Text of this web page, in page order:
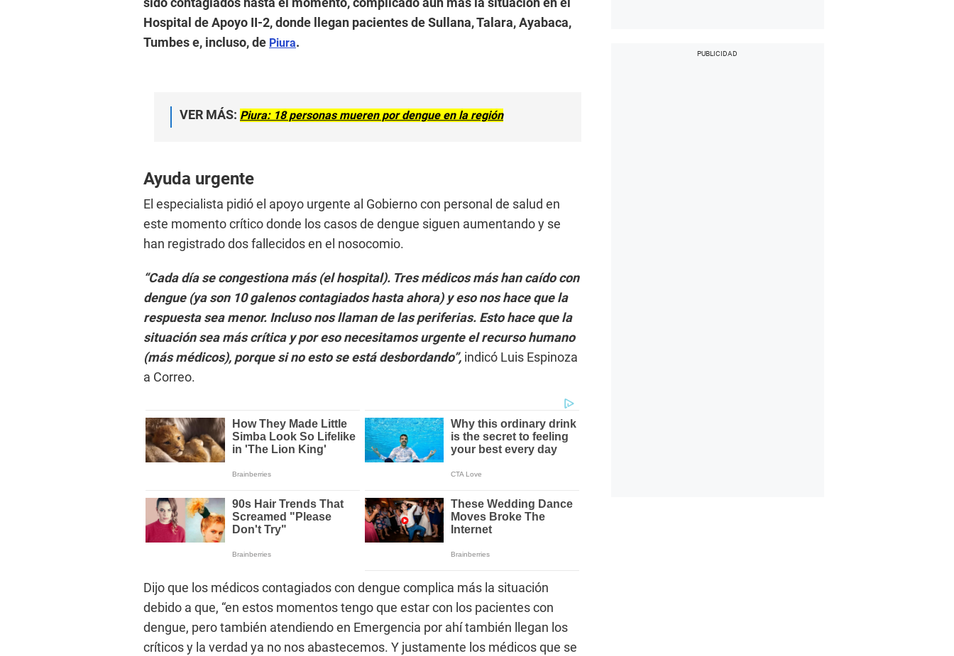
Hospital de Apoyo II-2, donde llegan pacientes de Sullana, Talara, Ayabaca,
Tumbes e, incluso, de Piura.
VER MÁS: Piura: 18 personas mueren por dengue en la región
Ayuda urgente
El especialista pidió el apoyo urgente al Gobierno con personal de salud en
este momento crítico donde los casos de dengue siguen aumentando y se
han registrado dos fallecidos en el nosocomio.
“Cada día se congestiona más (el hospital). Tres médicos más han caído con
dengue (ya son 10 galenos contagiados hasta ahora) y eso nos hace que la
respuesta sea menor. Incluso nos llaman de las periferias. Esto hace que la
situación sea más crítica y por eso necesitamos urgente el recurso humano
(más médicos), porque si no esto se está desbordando”, indicó Luis Espinoza
a Correo.
Dijo que los médicos contagiados con dengue complica más la situación
debido a que, “en estos momentos tengo que estar con los pacientes con
dengue, pero también atendiendo en Emergencia por ahí también llegan los
críticos y la verdad ya no nos abastecemos. Y justamente los médicos que se